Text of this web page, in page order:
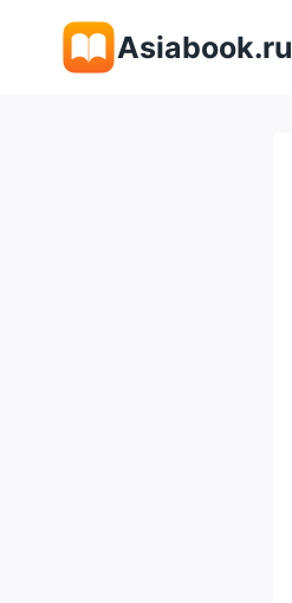
содержимому
Asiabook.ru